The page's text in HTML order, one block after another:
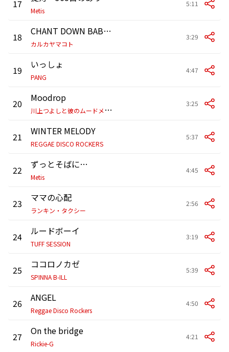
17
Metis
5:11
18 CHANT DOWN BABYLON
カルカヤマコト
3:29
19 いっしょ
PANG
4:47
20
Moodrop
川
上つよしと彼のムードメイカーズ
3:25
21 WINTER MELODY
REGGAE DISCO ROCKERS
5:37
22 ずっとそばに…
Metis
4:45
23 ママの心配
ランキン・タクシー
2:56
24 ルードボーイ
TUFF SESSION
3:19
25 ココロノカゼ
SPINNA B-ILL
5:39
26 ANGEL
Reggae Disco Rockers
4:50
27 On the bridge
Rickie-G
4:21